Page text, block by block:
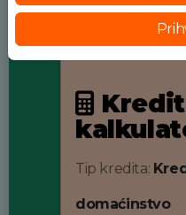
Tip kredita:
domaćinstvo